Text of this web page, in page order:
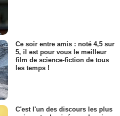
Ce soir entre amis : noté 4,5 sur
5, il est pour vous le meilleur
film de science-fiction de tous
les temps !
C'est l'un des discours les plus